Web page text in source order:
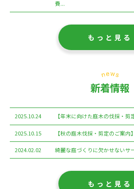
費...
もっと見る
新着情報
2025.10.24 【年末に向けた庭木の伐採・剪
2025.10.15 【秋の庭木伐採・剪定のご案内】
2024.02.02 綺麗な庭づくりに欠かせないサ
もっと見る